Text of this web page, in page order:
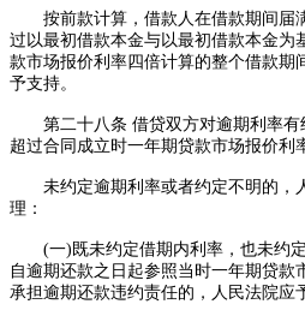
按前款计算，借款人在借款期间届
过以最初借款本金与以最初借款本金为
款市场报价利率四倍计算的整个借款期
予支持。
第二十八条 借贷双方对逾期利率有
超过合同成立时一年期贷款市场报价利
未约定逾期利率或者约定不明的，
理：
(一)既未约定借期内利率，也未约定
自逾期还款之日起参照当时一年期贷款
承担逾期还款违约责任的，人民法院应